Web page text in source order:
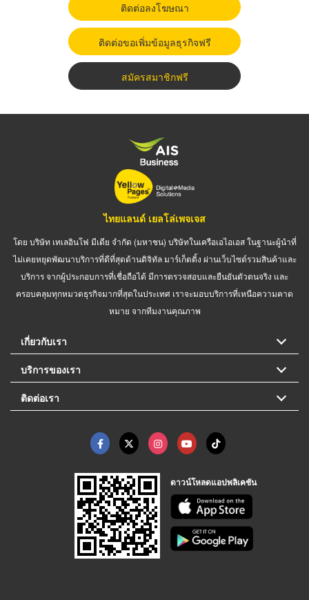
ติดต่อลงโฆษณา
ติดต่อขอเพิ่มข้อมูลธุรกิจฟรี
สมัครสมาชิกฟรี
ไทยแลนด์ เยลโล่เพจเจส
โดย บริษัท เทเลอินโฟ มีเดีย จำกัด (มหาชน) บริษัทในเครือเอไอเอส ในฐานะผู้นำที่
ไม่เคยหยุดพัฒนาบริการที่ดีที่สุดด้านดิจิทัล มาร์เก็ตติ้ง ผ่านเว็บไซต์รวมสินค้าและ
บริการ จากผู้ประกอบการที่เชื่อถือได้ มีการตรวจสอบและยืนยันตัวตนจริง และ
ครอบคลุมทุกหมวดธุรกิจมากที่สุดในประเทศ เราจะมอบบริการที่เหนือความคาด
หมาย จากทีมงานคุณภาพ
เกี่ยวกับเรา
บริการของเรา
ติดต่อเรา
ดาวน์โหลดแอปพลิเคชัน